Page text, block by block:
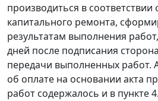
производиться в
капитального ремонта,
результатам выполнения
дней после подписания
передачи выполненных работ.
об оплате на основании акта
работ содержалось и в пункте